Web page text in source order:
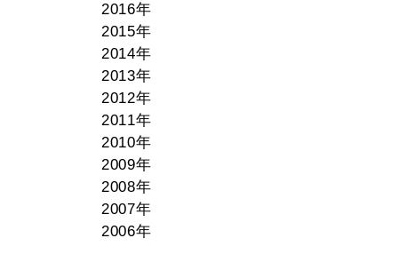
2016年
2015年
2014年
2013年
2012年
2011年
2010年
2009年
2008年
2007年
2006年